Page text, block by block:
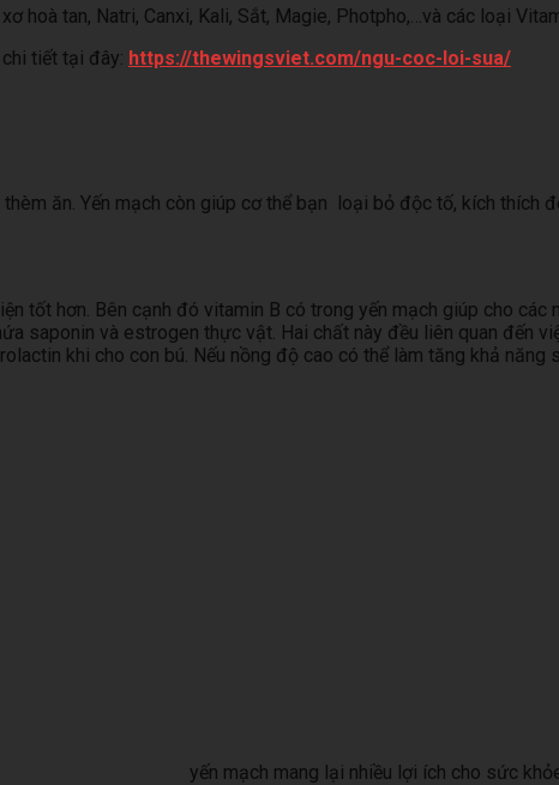
hoà tan, Natri, Canxi, Kali, Sắt, Magie, Photpho,…và các loại
tiết tại đây: https://thewingsviet.com/ngu-coc-loi-sua/
ăn. Yến mạch còn giúp cơ thể bạn loại bỏ độc tố, kích thích
tốt hơn. Bên cạnh đó vitamin B có trong yến mạch giúp cho các
saponin và estrogen thực vật. Hai chất này đều liên quan đến
khi cho con bú. Nếu nồng độ cao có thể làm tăng khả năng
yến mạch mang lại nhiều lợi ích cho sức